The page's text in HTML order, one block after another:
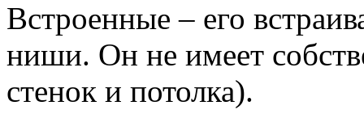
Встроенные – его
ниши. Он не имеет
стенок и потолка).